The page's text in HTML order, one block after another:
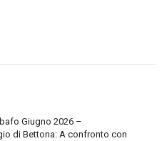
Giugno 2026 –
di Bettona: A confronto con